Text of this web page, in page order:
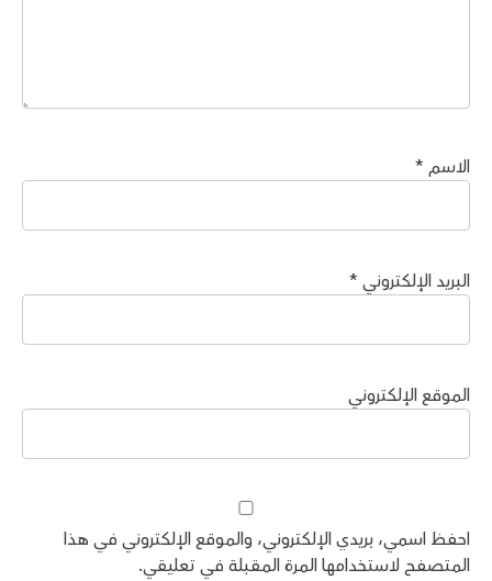
الاسم *
البريد الإلكتروني *
الموقع الإلكتروني
احفظ اسمي، بريدي الإلكتروني، والموقع الإلكتروني في هذا
المتصفح لاستخدامها المرة المقبلة في تعليقي.